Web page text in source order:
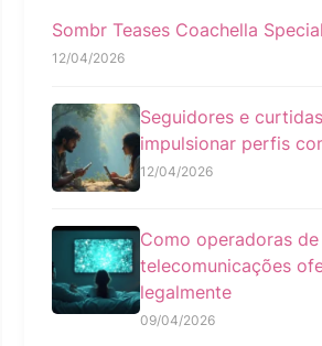
Sombr Teases Coachella
12/04/2026
Seguidores e
impulsionar perfis
12/04/2026
Como operadoras de
telecomunicações
legalmente
09/04/2026